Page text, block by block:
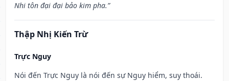
Nhi tôn đại đại bảo kim pha.”
Thập Nhị Kiến Trừ
Trực Nguy
Nói đến Trực Nguy là nói đến sự Nguy hiểm, suy thoái.